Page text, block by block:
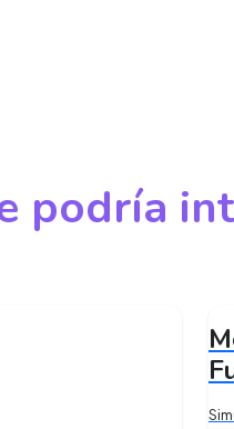
podría